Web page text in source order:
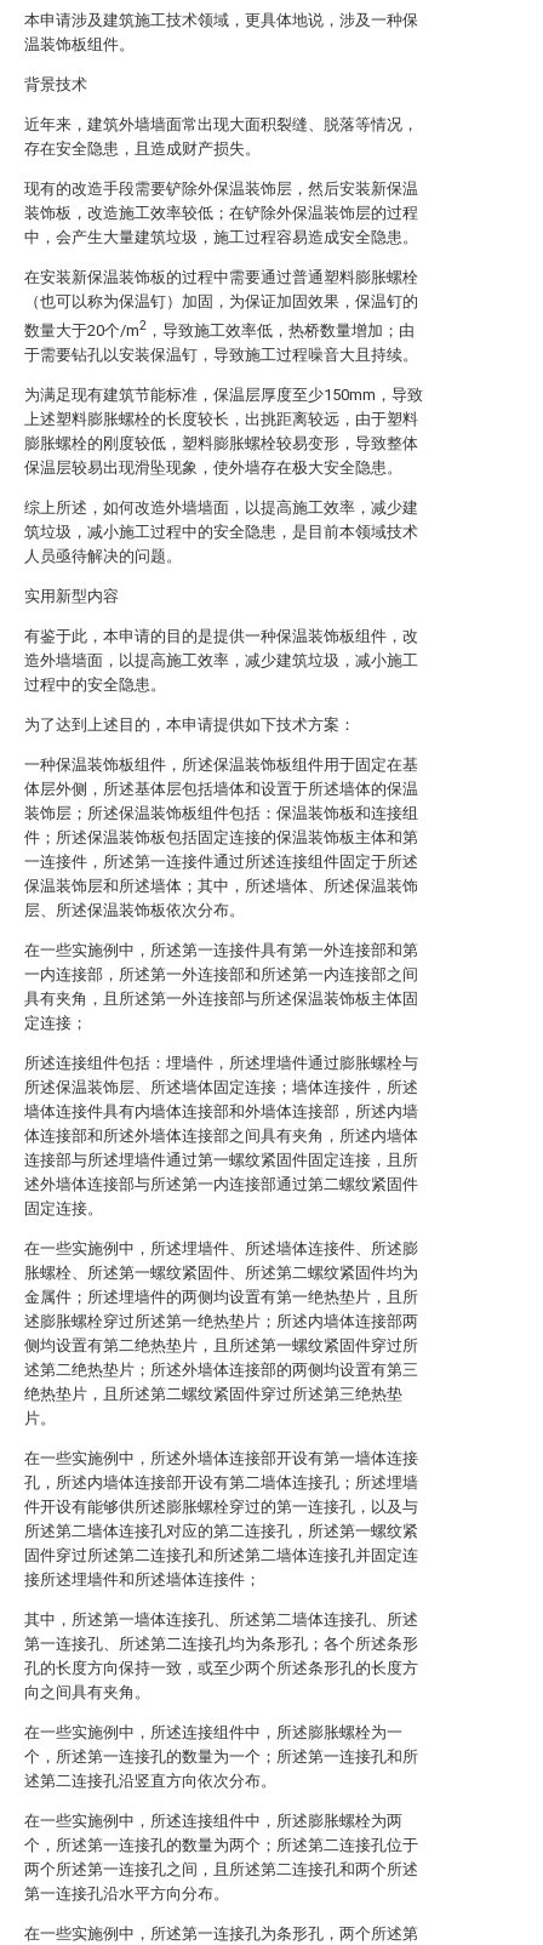
本申请涉及建筑施工技术领域，更具体地说，涉及一种保
温装饰板组件。
背景技术
近年来，建筑外墙墙面常出现大面积裂缝、脱落等情况，
存在安全隐患，且造成财产损失。
现有的改造手段需要铲除外保温装饰层，然后安装新保温
装饰板，改造施工效率较低；在铲除外保温装饰层的过程
中，会产生大量建筑垃圾，施工过程容易造成安全隐患。
在安装新保温装饰板的过程中需要通过普通塑料膨胀螺栓
（也可以称为保温钉）加固，为保证加固效果，保温钉的
数量大于20个/m2 ，导致施工效率低，热桥数量增加；由
于需要钻孔以安装保温钉，导致施工过程噪音大且持续。
为满足现有建筑节能标准，保温层厚度至少150mm，导致
上述塑料膨胀螺栓的长度较长，出挑距离较远，由于塑料
膨胀螺栓的刚度较低，塑料膨胀螺栓较易变形，导致整体
保温层较易出现滑坠现象，使外墙存在极大安全隐患。
综上所述，如何改造外墙墙面，以提高施工效率，减少建
筑垃圾，减小施工过程中的安全隐患，是目前本领域技术
人员亟待解决的问题。
实用新型内容
有鉴于此，本申请的目的是提供一种保温装饰板组件，改
造外墙墙面，以提高施工效率，减少建筑垃圾，减小施工
过程中的安全隐患。
为了达到上述目的，本申请提供如下技术方案：
一种保温装饰板组件，所述保温装饰板组件用于固定在基
体层外侧，所述基体层包括墙体和设置于所述墙体的保温
装饰层；所述保温装饰板组件包括：保温装饰板和连接组
件；所述保温装饰板包括固定连接的保温装饰板主体和第
一连接件，所述第一连接件通过所述连接组件固定于所述
保温装饰层和所述墙体；其中，所述墙体、所述保温装饰
层、所述保温装饰板依次分布。
在一些实施例中，所述第一连接件具有第一外连接部和第
一内连接部，所述第一外连接部和所述第一内连接部之间
具有夹角，且所述第一外连接部与所述保温装饰板主体固
定连接；
所述连接组件包括：埋墙件，所述埋墙件通过膨胀螺栓与
所述保温装饰层、所述墙体固定连接；墙体连接件，所述
墙体连接件具有内墙体连接部和外墙体连接部，所述内墙
体连接部和所述外墙体连接部之间具有夹角，所述内墙体
连接部与所述埋墙件通过第一螺纹紧固件固定连接，且所
述外墙体连接部与所述第一内连接部通过第二螺纹紧固件
固定连接。
在一些实施例中，所述埋墙件、所述墙体连接件、所述膨
胀螺栓、所述第一螺纹紧固件、所述第二螺纹紧固件均为
金属件；所述埋墙件的两侧均设置有第一绝热垫片，且所
述膨胀螺栓穿过所述第一绝热垫片；所述内墙体连接部两
侧均设置有第二绝热垫片，且所述第一螺纹紧固件穿过所
述第二绝热垫片；所述外墙体连接部的两侧均设置有第三
绝热垫片，且所述第二螺纹紧固件穿过所述第三绝热垫
片。
在一些实施例中，所述外墙体连接部开设有第一墙体连接
孔，所述内墙体连接部开设有第二墙体连接孔；所述埋墙
件开设有能够供所述膨胀螺栓穿过的第一连接孔，以及与
所述第二墙体连接孔对应的第二连接孔，所述第一螺纹紧
固件穿过所述第二连接孔和所述第二墙体连接孔并固定连
接所述埋墙件和所述墙体连接件；
其中，所述第一墙体连接孔、所述第二墙体连接孔、所述
第一连接孔、所述第二连接孔均为条形孔；各个所述条形
孔的长度方向保持一致，或至少两个所述条形孔的长度方
向之间具有夹角。
在一些实施例中，所述连接组件中，所述膨胀螺栓为一
个，所述第一连接孔的数量为一个；所述第一连接孔和所
述第二连接孔沿竖直方向依次分布。
在一些实施例中，所述连接组件中，所述膨胀螺栓为两
个，所述第一连接孔的数量为两个；所述第二连接孔位于
两个所述第一连接孔之间，且所述第二连接孔和两个所述
第一连接孔沿水平方向分布。
在一些实施例中，所述第一连接孔为条形孔，两个所述第